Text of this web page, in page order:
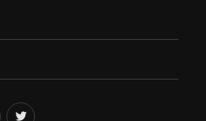
LiveJournal
Twitter